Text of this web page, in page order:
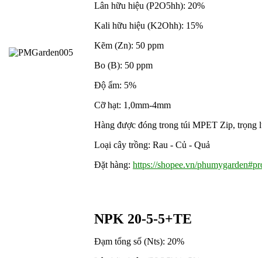
Lân hữu hiệu (P2O5hh): 20%
Kali hữu hiệu (K2Ohh): 15%
Kẽm (Zn): 50 ppm
Bo (B): 50 ppm
Độ ẩm: 5%
Cỡ hạt: 1,0mm-4mm
Hàng được đóng trong túi MPET Zip, trọng
Loại cây trồng: Rau - Củ - Quả
Đặt hàng: https://shopee.vn/
NPK 20-5-5+TE
Đạm tổng số (Nts): 20%